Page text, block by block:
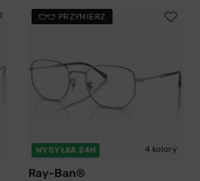
PRZYMIERZ
WYSYŁKA 24H 4 kolory
Ray-Ban®